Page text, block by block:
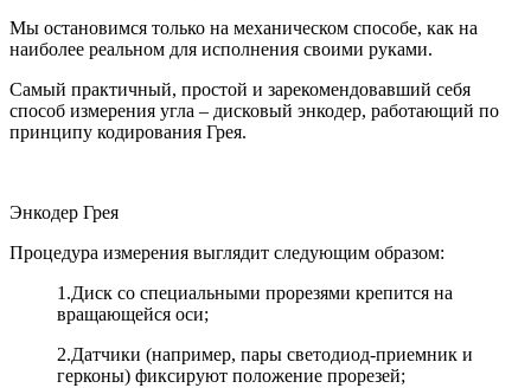
Мы остановимся только на механическом способе, как на
наиболее реальном для исполнения своими руками.
Самый практичный, простой и зарекомендовавший себя
способ измерения угла – дисковый энкодер, работающий по
принципу кодирования Грея.
Энкодер Грея
Процедура измерения выглядит следующим образом:
1.Диск со специальными прорезями крепится на
вращающейся оси;
2.Датчики (например, пары светодиод-приемник и
герконы) фиксируют положение прорезей;